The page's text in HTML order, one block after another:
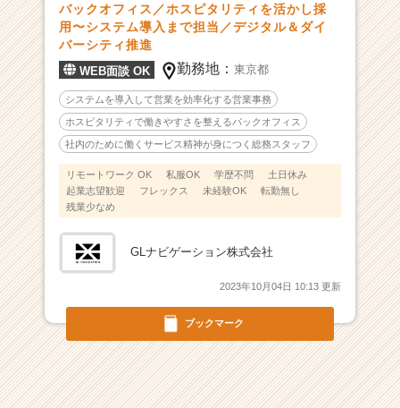
カ
ウ
ト
が
届
く
就
活
サ
イ
キ
（C
ブックマーク
バックオフィス／ホスピタリティを活かし採
用〜システム導入まで担当／デジタル＆ダイ
バーシティ推進
WEB面談 OK 勤務地：東京都
システムを導入して営業を効率化する営業事務
ホスピタリティで働きやすさを整えるバックオフィス
社内のために働くサービス精神が身につく総務スタッフ
リモートワーク OK 私服OK 学歴不問
土日休み
起業志望歓迎
フレックス 未経験OK
転勤無し
残業少なめ
GLナビゲーション株式会社
2023年10月04日 10:13 更新